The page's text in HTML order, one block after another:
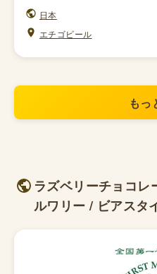
日本
エチゴビール
もっ
ラズベリーチョコ
ルワリー / ビアスタ